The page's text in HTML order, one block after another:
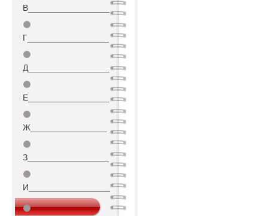
В_________________
⚫
Г_________________
⚫
Д_________________
⚫
Е_________________
⚫
Ж________________
⚫
З_________________
⚫
И_________________
⚫